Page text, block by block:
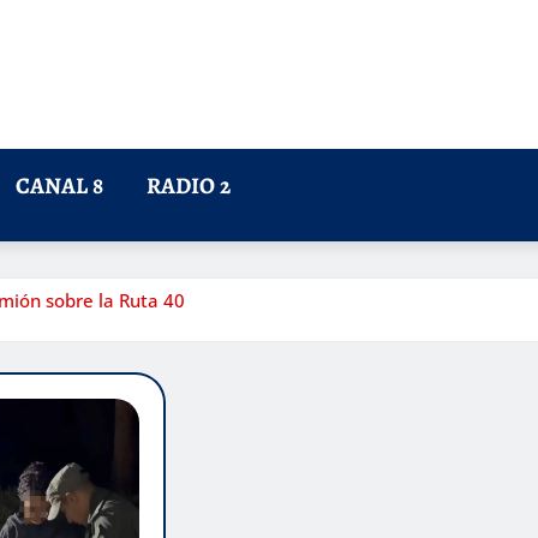
CANAL 8 RADIO 2
sobre la Ruta 40